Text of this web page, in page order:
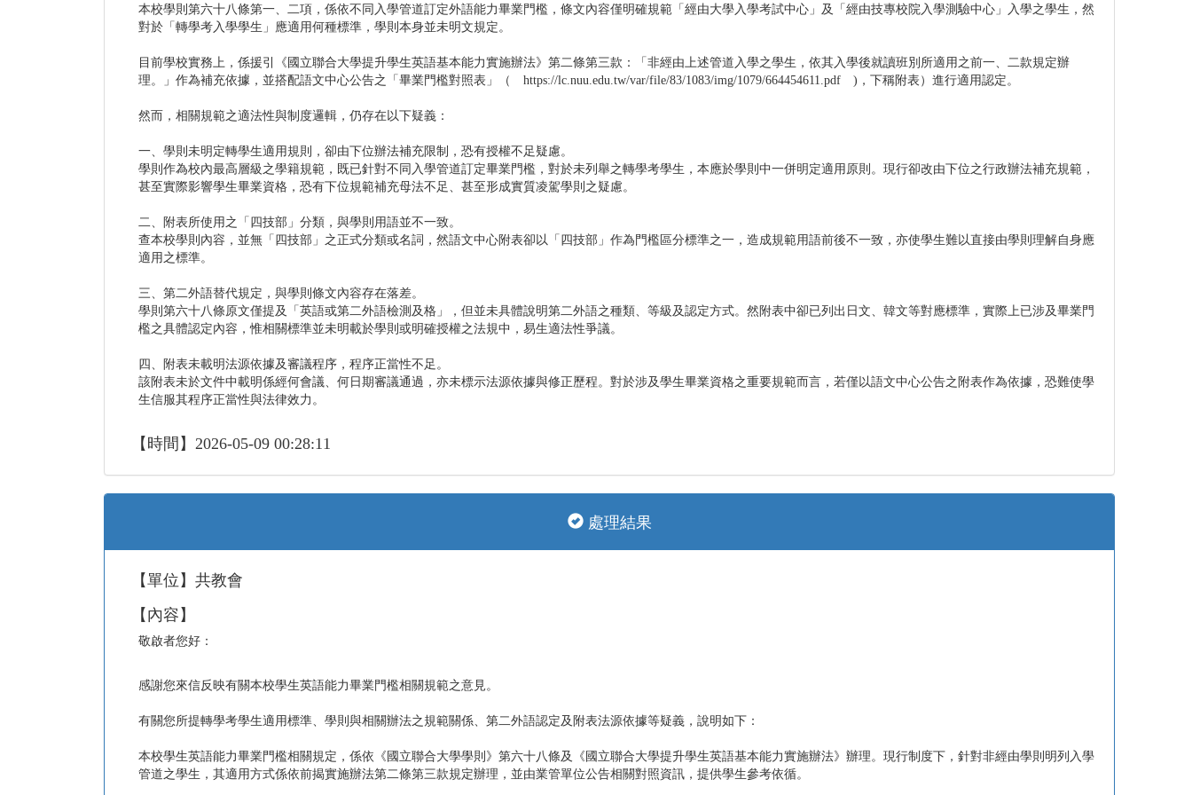
本校學則第六十八條第一、二項，係依不同入學管道訂定外語能力畢業門檻，條文內容僅明確規範「經由大學入學考試中心」及「經由技專校院入學測驗中心」入學之學生，然
對於「轉學考入學學生」應適用何種標準，學則本身並未明文規定。
目前學校實務上，係援引《國立聯合大學提升學生英語基本能力實施辦法》第二條第三款：「非經由上述管道入學之學生，依其入學後就讀班別所適用之前一、二款規定辦
理。」作為補充依據，並搭配語文中心公告之「畢業門檻對照表」（ https://lc.nuu.edu.tw/var/file/83/1083/img/1079/664454611.pdf )，下稱附表）進行適用認定。
然而，相關規範之適法性與制度邏輯，仍存在以下疑義：
一、學則未明定轉學生適用規則，卻由下位辦法補充限制，恐有授權不足疑慮。
學則作為校內最高層級之學籍規範，既已針對不同入學管道訂定畢業門檻，對於未列舉之轉學考學生，本應於學則中一併明定適用原則。現行卻改由下位之行政辦法補充規範，
甚至實際影響學生畢業資格，恐有下位規範補充母法不足、甚至形成實質凌駕學則之疑慮。
二、附表所使用之「四技部」分類，與學則用語並不一致。
查本校學則內容，並無「四技部」之正式分類或名詞，然語文中心附表卻以「四技部」作為門檻區分標準之一，造成規範用語前後不一致，亦使學生難以直接由學則理解自身應
適用之標準。
三、第二外語替代規定，與學則條文內容存在落差。
學則第六十八條原文僅提及「英語或第二外語檢測及格」，但並未具體說明第二外語之種類、等級及認定方式。然附表中卻已列出日文、韓文等對應標準，實際上已涉及畢業門
檻之具體認定內容，惟相關標準並未明載於學則或明確授權之法規中，易生適法性爭議。
四、附表未載明法源依據及審議程序，程序正當性不足。
該附表未於文件中載明係經何會議、何日期審議通過，亦未標示法源依據與修正歷程。對於涉及學生畢業資格之重要規範而言，若僅以語文中心公告之附表作為依據，恐難使學
生信服其程序正當性與法律效力。
【時間】2026-05-09 00:28:11
處理結果
【單位】共教會
【內容】
敬啟者您好：
感謝您來信反映有關本校學生英語能力畢業門檻相關規範之意見。
有關您所提轉學考學生適用標準、學則與相關辦法之規範關係、第二外語認定及附表法源依據等疑義，說明如下：
本校學生英語能力畢業門檻相關規定，係依《國立聯合大學學則》第六十八條及《國立聯合大學提升學生英語基本能力實施辦法》辦理。現行制度下，針對非經由學則明列入學
管道之學生，其適用方式係依前揭實施辦法第二條第三款規定辦理，並由業管單位公告相關對照資訊，提供學生參考依循。